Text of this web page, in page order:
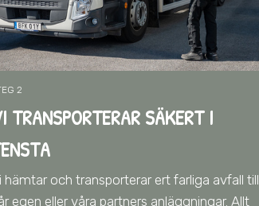
2
TRANSPORTERAR SÄKERT I
hämtar och transporterar ert farliga avfall till
egen eller våra partners anläggningar. Allt